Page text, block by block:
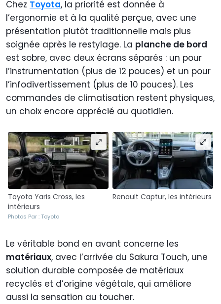
Chez Toyota, la priorité est donnée à
l’ergonomie et à la qualité perçue, avec une
présentation plutôt traditionnelle mais plus
soignée après le restylage. La planche de bord
est sobre, avec deux écrans séparés : un pour
l’instrumentation (plus de 12 pouces) et un pour
l’infodivertissement (plus de 10 pouces). Les
commandes de climatisation restent physiques,
un choix encore apprécié au quotidien.
Toyota Yaris Cross, les
intérieurs
Photos Par : Toyota
Renault Captur, les intérieurs
Le véritable bond en avant concerne les
matériaux, avec l’arrivée du Sakura Touch, une
solution durable composée de matériaux
recyclés et d’origine végétale, qui améliore
aussi la sensation au toucher.